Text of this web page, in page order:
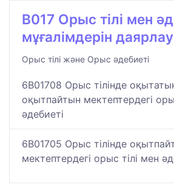
B017 Орыс тілі мен
мұғалімдерін даярлау
Орыс тілі және Орыс әдебиеті
6B01708 Орыс тілінде
оқытпайтын мектептердегі
әдебиеті
6B01705 Орыс тілінде
мектептердегі орыс тілі мен